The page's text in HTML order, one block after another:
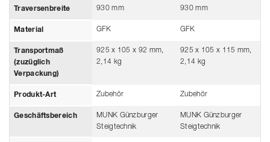
Traversenbreite 930 mm 930 mm
Material GFK GFK
Transportmaß
(zuzüglich
Verpackung)
925 x 105 x 92 mm,
2,14 kg
925 x 105 x 115 mm,
2,14 kg
Produkt-Art Zubehör Zubehör
Geschäftsbereich
MUNK Günzburger
Steigtechnik
MUNK Günzburger
Steigtechnik